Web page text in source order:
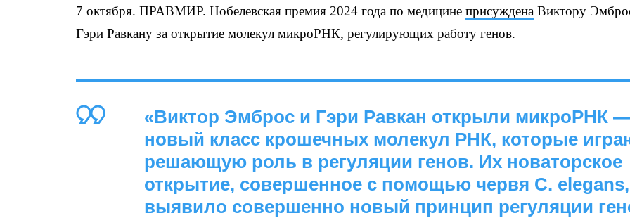
7 октября. ПРАВМИР. Нобелевская премия 2024 года по медицине присуждена Виктору
Гэри Равкану за открытие молекул микроРНК, регулирующих работу генов.
«Виктор Эмброс и Гэри Равкан открыли микроРНК
новый класс крошечных молекул РНК, которые
решающую роль в регуляции генов. Их новаторское
открытие, совершенное с помощью червя C. elegans,
выявило совершенно новый принцип регуляции